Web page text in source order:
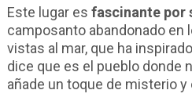
Este lugar es fascinante por
camposanto abandonado en
vistas al mar, que ha
dice que es el pueblo donde
añade un toque de misterio y